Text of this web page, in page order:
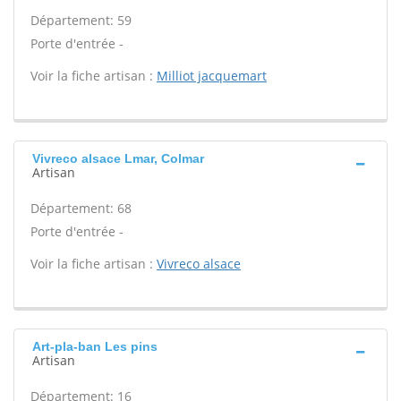
Département: 59
Porte d'entrée -
Voir la fiche artisan : Milliot jacquemart
Vivreco alsace Lmar, Colmar
Artisan
Département: 68
Porte d'entrée -
Voir la fiche artisan : Vivreco alsace
Art-pla-ban Les pins
Artisan
Département: 16